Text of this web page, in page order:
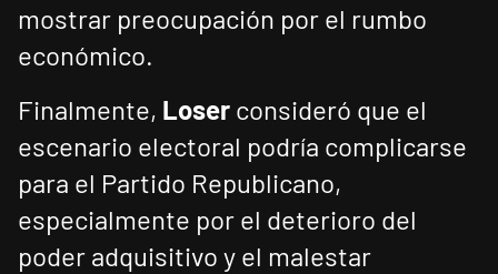
mostrar preocupación por el rumbo
económico.
Finalmente, Loser consideró que el
escenario electoral podría complicarse
para el Partido Republicano,
especialmente por el deterioro del
poder adquisitivo y el malestar